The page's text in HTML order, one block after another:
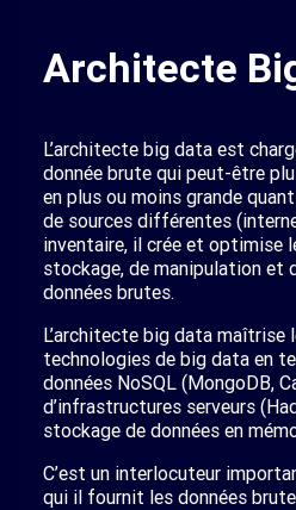
Architecte
L’architecte big data est
donnée brute qui peut-être
en plus ou moins grande
de sources différentes
inventaire, il crée et optimise
stockage, de manipulation et
données brutes.
L’architecte big data maîtrise
technologies de big data en
données NoSQL (MongoDB,
d’infrastructures serveurs
stockage de données en
C’est un interlocuteur
qui il fournit les données